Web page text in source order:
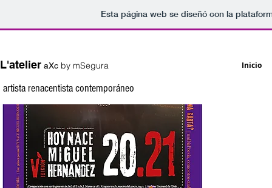
Esta página web se diseñó con la
L'atelier aXc by mSegura Inicio
artista renacentista contemporáneo